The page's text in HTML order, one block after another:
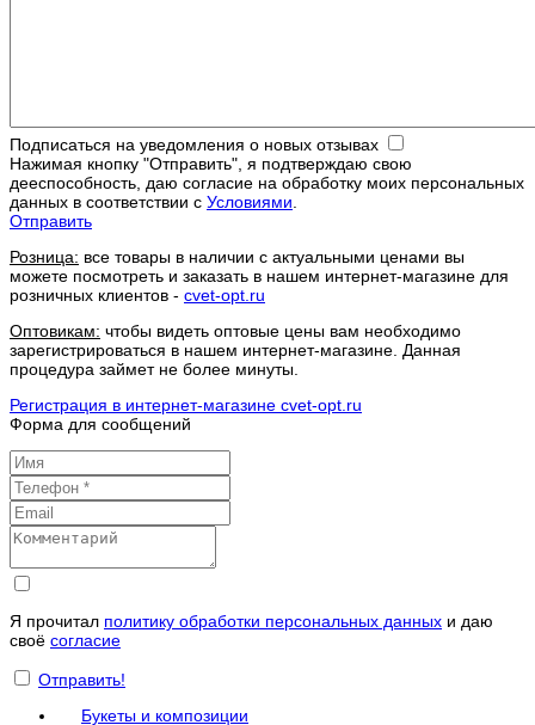
Подписаться на уведомления о новых отзывах
Нажимая кнопку "Отправить", я подтверждаю свою
дееспособность, даю согласие на обработку моих персональных
данных в соответствии с Условиями.
Отправить
Розница: все товары в наличии с актуальными ценами вы
можете посмотреть и заказать в нашем интернет-магазине для
розничных клиентов - cvet-opt.ru
Оптовикам: чтобы видеть оптовые цены вам необходимо
зарегистрироваться в нашем интернет-магазине. Данная
процедура займет не более минуты.
Регистрация в интернет-магазине cvet-opt.ru
Форма для сообщений
Я прочитал политику обработки персональных данных и даю
своё согласие
Отправить!
Букеты и композиции